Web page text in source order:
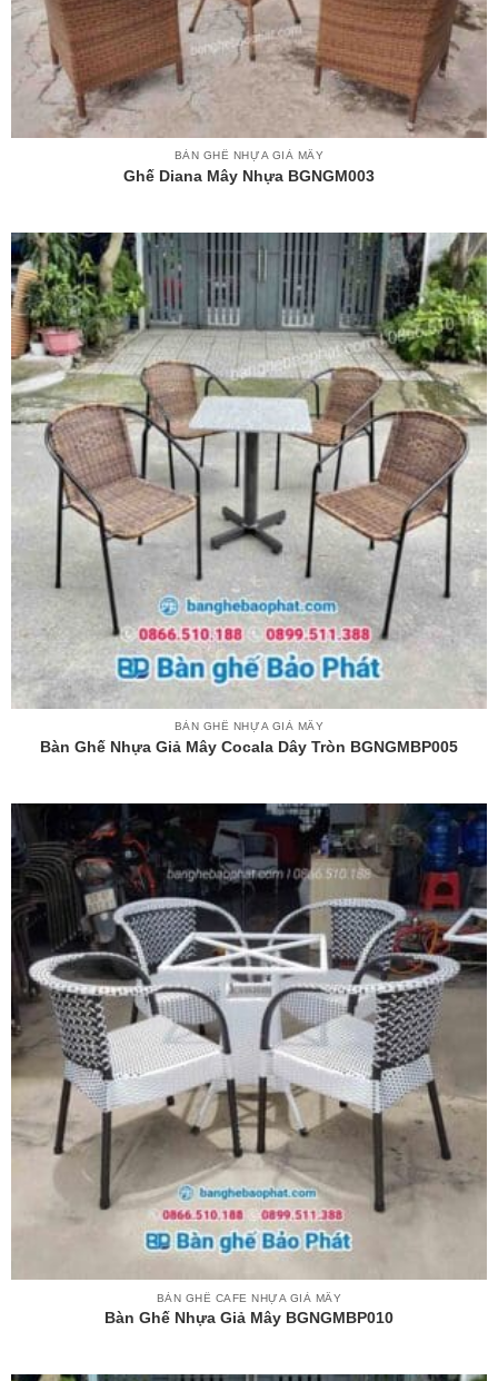
BÀN GHẾ NHỰA GIẢ MÂY
Ghế Diana Mây Nhựa BGNGM003
BÀN GHẾ NHỰA GIẢ MÂY
Bàn Ghế Nhựa Giả Mây Cocala Dây Tròn BGNGMBP005
BÀN GHẾ CAFE NHỰA GIẢ MÂY
Bàn Ghế Nhựa Giả Mây BGNGMBP010